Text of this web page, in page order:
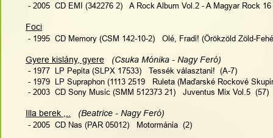
- 2005  CD EMI (342276 2)   A Rock Album Vol.2 - A Magyar Rock
Foci
- 1995  CD Memory (CSM 142-10-2)   Olé, Fradi! (Örökzöld Zöld-
Gyere kislány, gyere
   (Csuka Mónika - Nagy Feró)
- 1977  LP Pepita (SLPX 17533)   Tessék választani!  (A-7)
- 1979  LP Supraphon (1113 2519   Ruleta (Maďarské Rockové
- 2003  CD Sony Music (SMM 512373 21)   Juventus Mix Vol.5  (57)
Illa berek ,..
   (Beatrice - Nagy Feró)
- 2005  CD Nas (PAR 05012)   Motormánia  (2)